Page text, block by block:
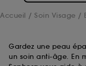
Accueil Soin Visage
Gardez une peau
un soin anti-âge. En